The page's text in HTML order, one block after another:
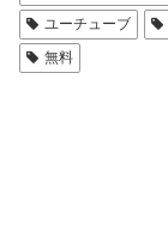
ユーチューブ
無料